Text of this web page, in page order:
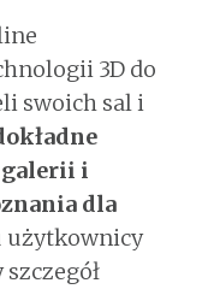
3D do
swoich sal i
i
dla
użytkownicy